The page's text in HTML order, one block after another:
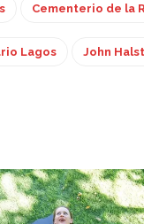
Cementerio de la
Lagos John